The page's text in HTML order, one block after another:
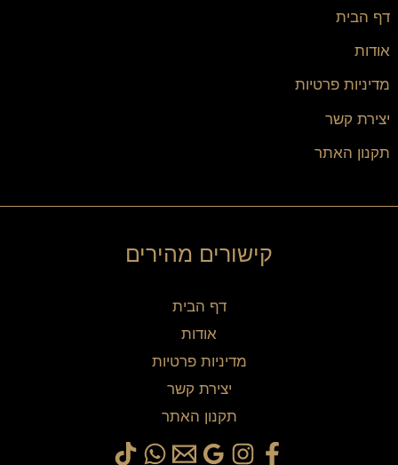
דף הבית
אודות
מדיניות פרטיות
יצירת קשר
תקנון האתר
קישורים מהירים
דף הבית
אודות
מדיניות פרטיות
יצירת קשר
תקנון האתר